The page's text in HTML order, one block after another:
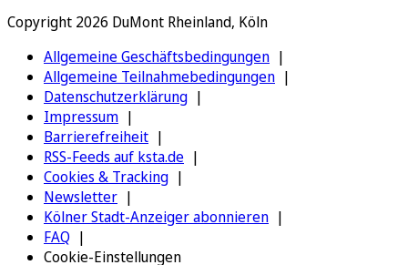
Copyright 2026 DuMont Rheinland, Köln
Allgemeine Geschäftsbedingungen
Allgemeine Teilnahmebedingungen
Datenschutzerklärung
Impressum
Barrierefreiheit
RSS-Feeds auf ksta.de
Cookies & Tracking
Newsletter
Kölner Stadt-Anzeiger abonnieren
FAQ
Cookie-Einstellungen